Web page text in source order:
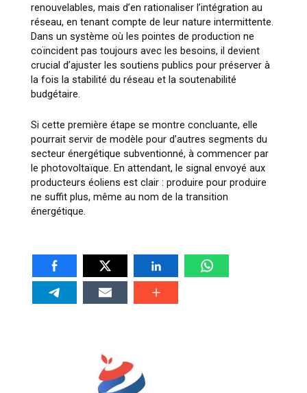
renouvelables, mais d’en rationaliser l’intégration au
réseau, en tenant compte de leur nature intermittente.
Dans un système où les pointes de production ne
coïncident pas toujours avec les besoins, il devient
crucial d’ajuster les soutiens publics pour préserver à
la fois la stabilité du réseau et la soutenabilité
budgétaire.
Si cette première étape se montre concluante, elle
pourrait servir de modèle pour d’autres segments du
secteur énergétique subventionné, à commencer par
le photovoltaïque. En attendant, le signal envoyé aux
producteurs éoliens est clair : produire pour produire
ne suffit plus, même au nom de la transition
énergétique.